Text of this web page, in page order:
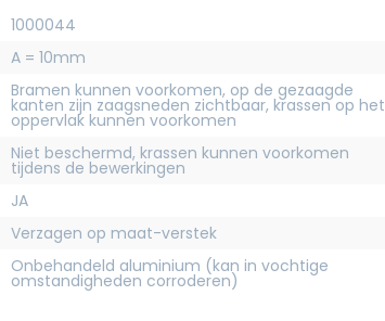
1000044
A = 10mm
Bramen kunnen voorkomen, op de gezaagde
kanten zijn zaagsneden zichtbaar, krassen op het
oppervlak kunnen voorkomen
Niet beschermd, krassen kunnen voorkomen
tijdens de bewerkingen
JA
Verzagen op maat-verstek
Onbehandeld aluminium (kan in vochtige
omstandigheden corroderen)